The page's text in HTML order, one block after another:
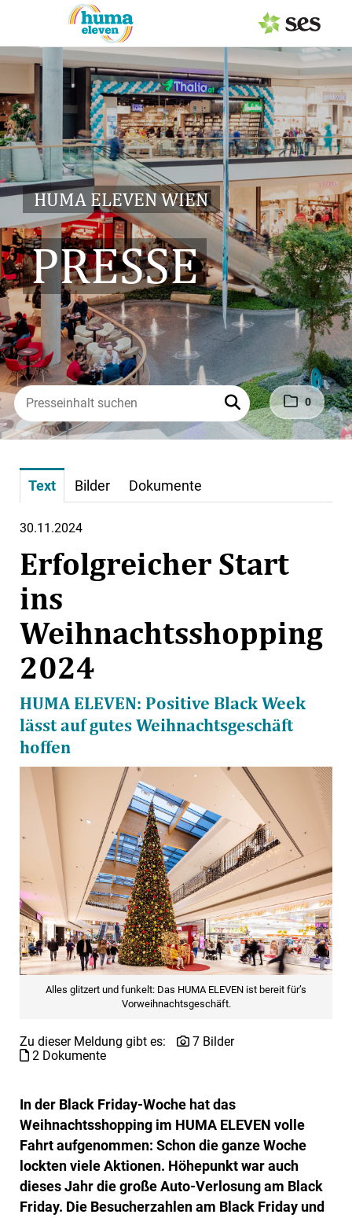
0
HUMA ELEVEN WIEN
PRESSE
PRESSEAUSSENDUNGEN
Center & Marken
Services
Events
MEDIAGALERIE
PRESSEKONTAKT
Text Bilder Dokumente
30.11.2024
Erfolgreicher Start
ins
Weihnachtsshopping
2024
HUMA ELEVEN: Positive Black Week
lässt auf gutes Weihnachtsgeschäft
hoffen
Alles glitzert und funkelt: Das HUMA ELEVEN ist bereit für’s
Vorweihnachtsgeschäft.
Zu dieser Meldung gibt es:
7 Bilder
2 Dokumente
In der Black Friday-Woche hat das
Weihnachtsshopping im HUMA ELEVEN volle
Fahrt aufgenommen: Schon die ganze Woche
lockten viele Aktionen. Höhepunkt war auch
dieses Jahr die große Auto-Verlosung am Black
Friday. Die Besucherzahlen am Black Friday und